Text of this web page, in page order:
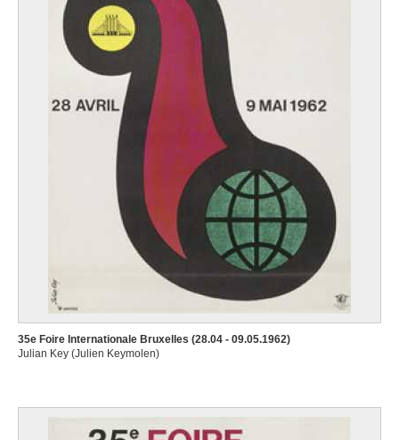
35e Foire Internationale Bruxelles (28.04 - 09.05.1962)
Julian Key (Julien Keymolen)